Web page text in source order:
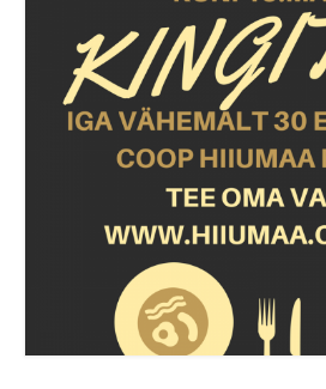
HIIUMAA KÖÖK JA PAGAR
MEIE PANUS